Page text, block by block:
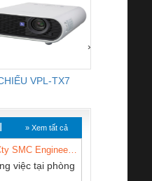
VPL-TX7
›
» Xem tất cả
việc tại phòng